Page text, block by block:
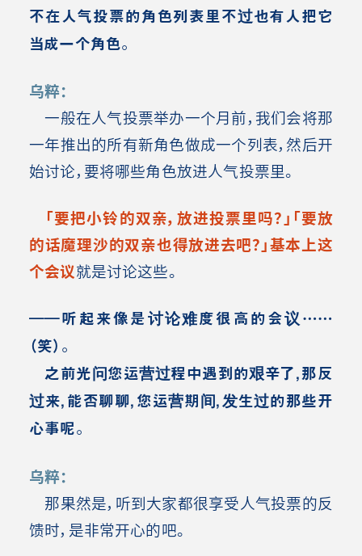
不在人气投票的角色列表里不过也有人把它
当成一个角色。
乌粹：
一般在人气投票举办一个月前，我们会将那
一年推出的所有新角色做成一个列表，然后开
始讨论，要将哪些角色放进人气投票里。
「要把小铃的双亲，放进投票里吗？」「要放
的话魔理沙的双亲也得放进去吧？」基本上这
个会议就是讨论这些。
――听起来像是讨论难度很高的会议……
（笑）。
之前光问您运营过程中遇到的艰辛了，那反
过来，能否聊聊，您运营期间，发生过的那些开
心事呢。
乌粹：
那果然是，听到大家都很享受人气投票的反
馈时，是非常开心的吧。